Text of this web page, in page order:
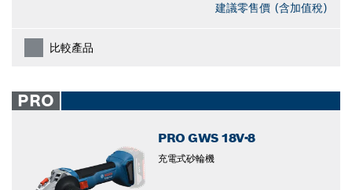
建議零售價 (含加值稅)
比較產品
PRO
PRO GWS 18V-8
充電式砂輪機